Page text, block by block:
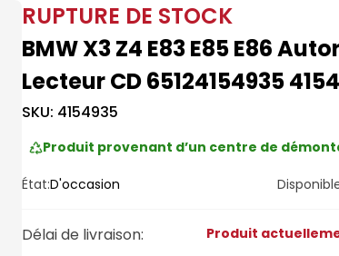
RUPTURE DE STOCK
BMW X3 Z4 E83 E85 E86
Lecteur CD 65124154935
SKU: 4154935
Produit provenant d’un centre de
État:D'occasion
Délai de livraison: Produit